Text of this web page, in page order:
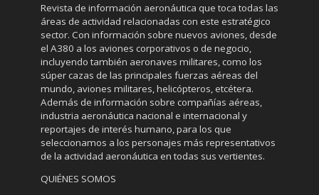
Revista de información aeronáutica que toca todas las
áreas de actividad relacionadas con este estratégico
sector. Con información sobre nuevos aviones, desde
el A380 a los aviones corporativos o de negocio,
incluyendo también aeronaves militares, como los
súper cazas de las principales fuerzas aéreas del
mundo, aviones militares, helicópteros, etcétera.
Además de información sobre compañías aéreas,
industria aeronáutica nacional e internacional y
reportajes de interés humano, para los que
seleccionamos a los personajes más representativos
de la actividad aeronáutica en todas sus vertientes.
QUIÉNES SOMOS